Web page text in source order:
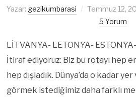
Yazar: gezikumbarasi Temmuz 12,
5 Yorum
LİTVANYA- LETONYA-
İtiraf ediyoruz: Biz bu rotayı hep
hep dışladık. Dünya’da o kadar
görmek istediğimiz daha farklı